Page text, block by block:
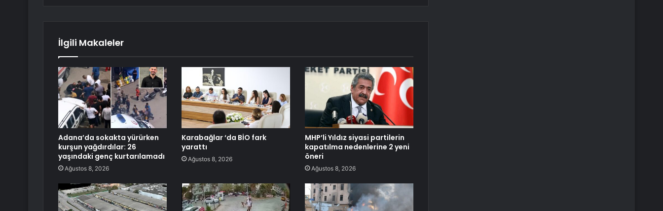
İlgili Makaleler
Adana’da sokakta yürürken
kurşun yağdırdılar: 26
yaşındaki genç kurtarılamadı
Ağustos 8, 2026
Karabağlar ‘da BİO fark
yarattı
Ağustos 8, 2026
MHP’li Yıldız siyasi partilerin
kapatılma nedenlerine 2 yeni
öneri
Ağustos 8, 2026